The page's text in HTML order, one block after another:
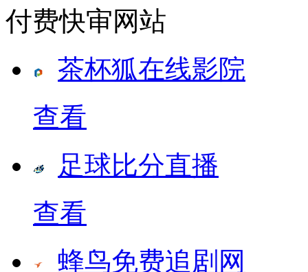
付费快审网站
茶杯狐在线影院
查看
足球比分直播
查看
蜂鸟免费追剧网